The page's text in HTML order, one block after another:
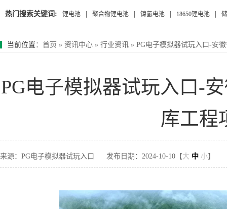
热门搜索关键词: 锂电池 聚合物锂电池 镍氢电池 18650锂电池
当前位置 ： 首页 » 资讯中心 » 行业资讯 » PG电子模拟器试玩入口-安
PG电子模拟器试玩入口-
库工程
来源：PG电子模拟器试玩入口 发布日期：2024-10-10【大 中 小】